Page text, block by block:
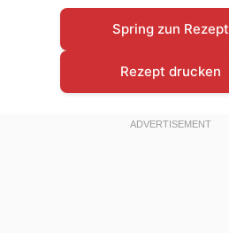
Spring zun Rezept
Rezept drucken